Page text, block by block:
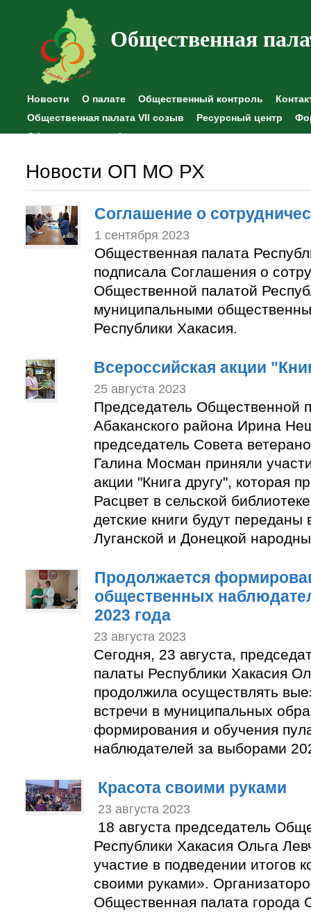
Общественная
Новости О палате Общественный контроль
Общественная палата VII созыв
Ресурсный центр
Общественные наблюдения
Новости ОП МО РХ
Соглашение о
1 сентября 2023
Общественная палата
подписала Соглашения о
Общественной палатой
муниципальными
Республики Хакасия.
Всероссийская акции
25 августа 2023
Председатель Общественной
Абаканского района Ирина
председатель Совета
Галина Мосман приняли
акции "Книга другу", которая
Расцвет в сельской
детские книги будут переданы
Луганской и Донецкой
Продолжается
общественных
2023 года
23 августа 2023
Сегодня, 23 августа,
палаты Республики Хакасия
продолжила осуществлять
встречи в муниципальных
формирования и обучения
наблюдателей за выборами
Красота своими руками
23 августа 2023
18 августа председатель
Республики Хакасия Ольга
участие в подведении итогов
своими руками».
Общественная палата города